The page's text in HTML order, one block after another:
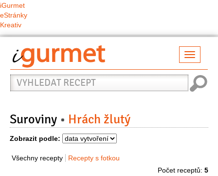
iGurmet
eStránky
Kreativ
Vyhledat
recept
Suroviny Hrách žlutý
Zobrazit podle:
Všechny recepty
Recepty s fotkou
Počet receptů: 5